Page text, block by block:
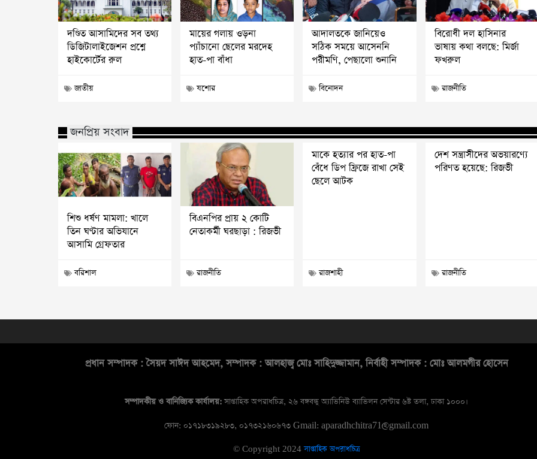
দণ্ডিত আসামিদের সব তথ্য
ডিজিটালাইজেশন প্রশ্নে
হাইকোর্টের রুল
জাতীয়
মায়ের গলায় ওড়না
প্যাঁচানো ছেলের মরদেহ
হাত-পা বাঁধা
যশোর
আদালতকে জানিয়েও
সঠিক সময়ে আসেননি
পরীমণি, পেছালো শুনানি
বিনোদন
বিরোধী দল হাসিনার
ভাষায় কথা বলছে: মির্জা
ফখরুল
রাজনীতি
জনপ্রিয় সংবাদ
শিশু ধর্ষণ মামলা: খালে
তিন ঘণ্টার অভিযানে
আসামি গ্রেফতার
বরিশাল
বিএনপির প্রায় ২ কোটি
নেতাকর্মী ঘরছাড়া : রিজভী
রাজনীতি
মাকে হত্যার পর হাত-পা
বেঁধে ডিপ ফ্রিজে রাখা সেই
ছেলে আটক
রাজশাহী
দেশ সন্ত্রাসীদের অভয়ারণ্যে
পরিণত হয়েছে: রিজভী
রাজনীতি
প্রধান সম্পাদক : সৈয়দ সাঈদ আহমেদ, সম্পাদক : আলহাজ্ব মোঃ সাহিদুজ্জামান, নির্বাহী সম্পাদক : মোঃ আলমগীর হোসেন
সম্পাদকীয় ও বানিজ্যিক কার্যালয়:সাপ্তাহিক অপরাধচিত্র, ২৬ বঙ্গবন্ধু অ্যাভিনিউ ব্যাভিলন সেন্টার ৬ষ্ট তলা, ঢাকা ১০০০।
ফোন: ০১৭১৮৩১৯২৮৩, ০১৭৩২১৬০৬৭৩ Gmail: aparadhchitra71@gmail.com
© Copyright 2024সাপ্তাহিক অপরাধচিত্র